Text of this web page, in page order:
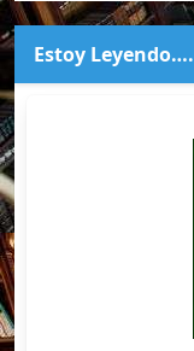
Estoy Leyendo….